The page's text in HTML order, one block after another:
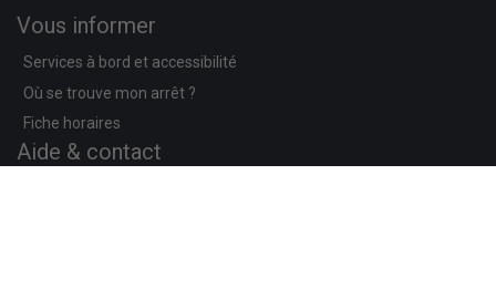
Vous informer
Services à bord et accessibilité
Où se trouve mon arrêt ?
Fiche horaires
Aide & contact